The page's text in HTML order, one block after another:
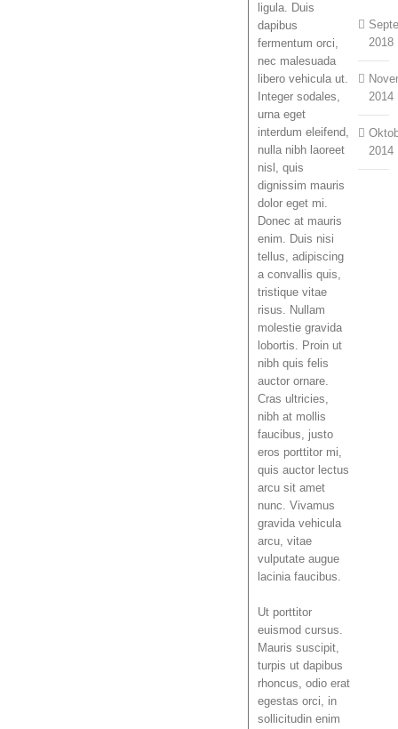
ligula. Duis
dapibus
fermentum orci,
nec malesuada
libero vehicula ut.
Integer sodales,
urna eget
interdum eleifend,
nulla nibh laoreet
nisl, quis
dignissim mauris
dolor eget mi.
Donec at mauris
enim. Duis nisi
tellus, adipiscing
a convallis quis,
tristique vitae
risus. Nullam
molestie gravida
lobortis. Proin ut
nibh quis felis
auctor ornare.
Cras ultricies,
nibh at mollis
faucibus, justo
eros porttitor mi,
quis auctor lectus
arcu sit amet
nunc. Vivamus
gravida vehicula
arcu, vitae
vulputate augue
lacinia faucibus.
Ut porttitor
euismod cursus.
Mauris suscipit,
turpis ut dapibus
rhoncus, odio erat
egestas orci, in
sollicitudin enim
2018
2014
2014